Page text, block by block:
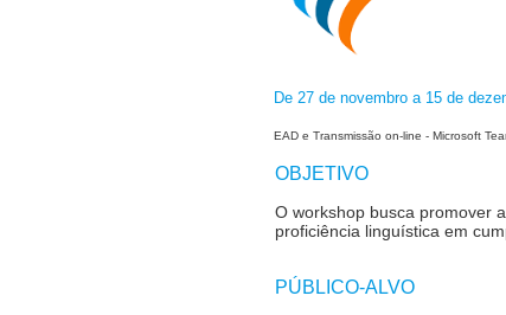
De 27 de novembro a 15 de
EAD e Transmissão on-line - Microsoft
OBJETIVO
O workshop busca promover
proficiência linguística em
PÚBLICO-ALVO